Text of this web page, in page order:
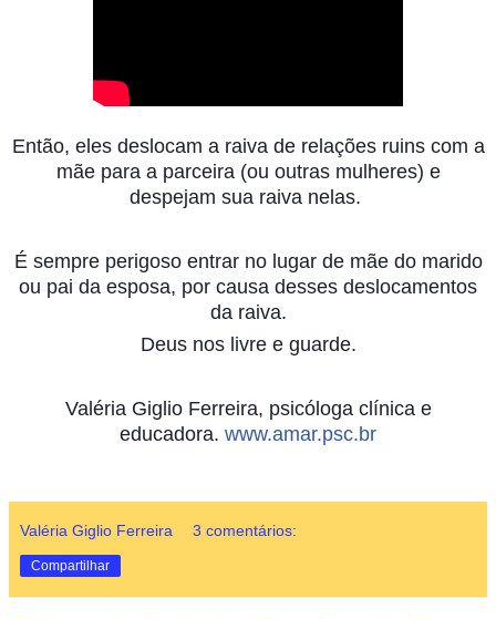
Então, eles deslocam a raiva de relações ruins com a
mãe para a parceira (ou outras mulheres) e
despejam sua raiva nelas.
É sempre perigoso entrar no lugar de mãe do marido
ou pai da esposa, por causa desses deslocamentos
da raiva.
Deus nos livre e guarde.
Valéria Giglio Ferreira, psicóloga clínica e
educadora. www.amar.psc.br
Valéria Giglio Ferreira 3 comentários:
Compartilhar